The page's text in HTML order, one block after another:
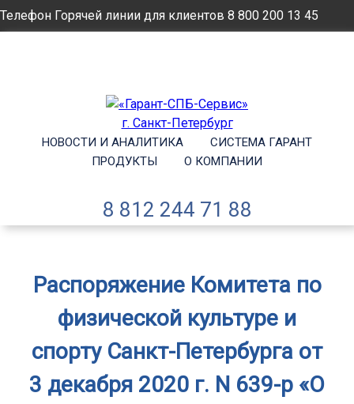
Телефон Горячей линии для клиентов 8 800 200 13 45
НОВОСТИ И АНАЛИТИКА
СИСТЕМА ГАРАНТ
ПРОДУКТЫ
О КОМПАНИИ
8 812 244 71 88
Распоряжение Комитета по
физической культуре и
спорту Санкт-Петербурга от
3 декабря 2020 г. N 639-р «О